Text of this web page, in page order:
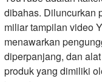
dibahas. Diluncurkan
miliar tampilan video
menawarkan
diperpanjang, dan
produk yang dimiliki